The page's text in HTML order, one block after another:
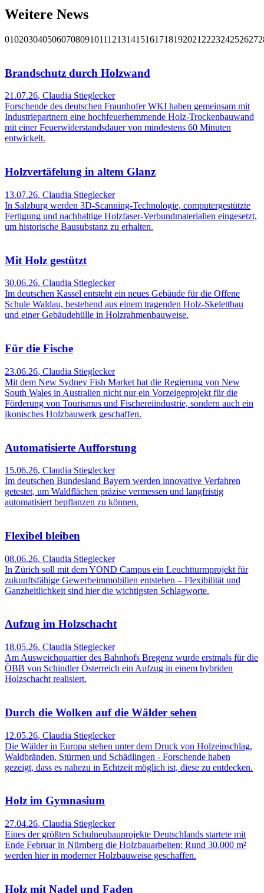
Weitere News
010203040506070809101112131415161718192021 222324252627
Brandschutz durch Holzwand
21.07.26, Claudia Stieglecker
Forschende des deutschen Fraunhofer WKI haben gemeinsam mit
Industriepartnern eine hochfeuerhemmende Holz-Trockenbauwand
mit einer Feuerwiderstandsdauer von mindestens 60 Minuten
entwickelt.
Holzvertäfelung in altem Glanz
13.07.26, Claudia Stieglecker
In Salzburg werden 3D-Scanning-Technologie, computergestützte
Fertigung und nachhaltige Holzfaser-Verbundmaterialien eingesetzt,
um historische Bausubstanz zu erhalten.
Mit Holz gestützt
30.06.26, Claudia Stieglecker
Im deutschen Kassel entsteht ein neues Gebäude für die Offene
Schule Waldau, bestehend aus einem tragenden Holz-Skelettbau
und einer Gebäudehülle in Holzrahmenbauweise.
Für die Fische
23.06.26, Claudia Stieglecker
Mit dem New Sydney Fish Market hat die Regierung von New
South Wales in Australien nicht nur ein Vorzeigeprojekt für die
Förderung von Tourismus und Fischereiindustrie, sondern auch ein
ikonisches Holzbauwerk geschaffen.
Automatisierte Aufforstung
15.06.26, Claudia Stieglecker
Im deutschen Bundesland Bayern werden innovative Verfahren
getestet, um Waldflächen präzise vermessen und langfristig
automatisiert bepflanzen zu können.
Flexibel bleiben
08.06.26, Claudia Stieglecker
In Zürich soll mit dem YOND Campus ein Leuchtturmprojekt für
zukunftsfähige Gewerbeimmobilien entstehen – Flexibilität und
Ganzheitlichkeit sind hier die wichtigsten Schlagworte.
Aufzug im Holzschacht
18.05.26, Claudia Stieglecker
Am Ausweichquartier des Bahnhofs Bregenz wurde erstmals für die
ÖBB von Schindler Österreich ein Aufzug in einem hybriden
Holzschacht realisiert.
Durch die Wolken auf die Wälder sehen
12.05.26, Claudia Stieglecker
Die Wälder in Europa stehen unter dem Druck von Holzeinschlag,
Waldbränden, Stürmen und Schädlingen - Forschende haben
gezeigt, dass es nahezu in Echtzeit möglich ist, diese zu entdecken.
Holz im Gymnasium
27.04.26, Claudia Stieglecker
Eines der größten Schulneubauprojekte Deutschlands startete mit
Ende Februar in Nürnberg die Holzbauarbeiten: Rund 30.000 m²
werden hier in moderner Holzbauweise geschaffen.
Holz mit Nadel und Faden